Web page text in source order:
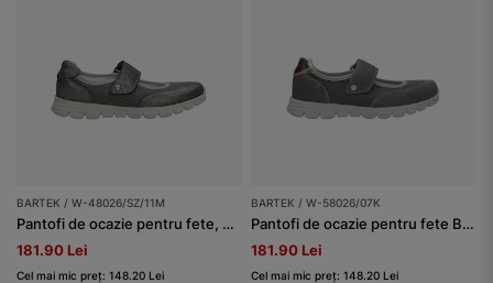
BARTEK / W-48026/SZ/11M
Pantofi de ocazie pentru fete, gri BARTEK W-48026/SZ/11M
181.90 Lei
Cel mai mic preț: 148.20 Lei
BARTEK / W-58026/07K
Pantofi de ocazie pentru fete BARTEK W-58026/07K, gri
181.90 Lei
Cel mai mic preț: 148.20 Lei